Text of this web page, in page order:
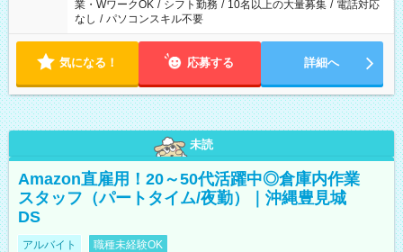
業・WワークOK / シフト勤務 / 10名以上の大量募集 / 電話対応
なし / パソコンスキル不要
気になる！ 応募する 詳細へ
未読
Amazon直雇用！20～50代活躍中◎倉庫内作業
スタッフ（パートタイム/夜勤）｜沖縄豊見城
DS
アルバイト 職種未経験OK